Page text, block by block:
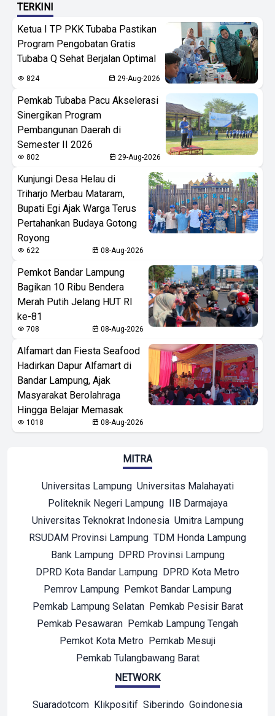
TERKINI
Ketua I TP PKK Tubaba Pastikan
Program Pengobatan Gratis
Tubaba Q Sehat Berjalan Optimal
824 29-Aug-2026
Pemkab Tubaba Pacu Akselerasi
Sinergikan Program
Pembangunan Daerah di
Semester II 2026
802 29-Aug-2026
Kunjungi Desa Helau di
Triharjo Merbau Mataram,
Bupati Egi Ajak Warga Terus
Pertahankan Budaya Gotong
Royong
622 08-Aug-2026
Pemkot Bandar Lampung
Bagikan 10 Ribu Bendera
Merah Putih Jelang HUT RI
ke-81
708 08-Aug-2026
Alfamart dan Fiesta Seafood
Hadirkan Dapur Alfamart di
Bandar Lampung, Ajak
Masyarakat Berolahraga
Hingga Belajar Memasak
1018 08-Aug-2026
MITRA
Universitas Lampung Universitas Malahayati
Politeknik Negeri Lampung IIB Darmajaya
Universitas Teknokrat Indonesia Umitra Lampung
RSUDAM Provinsi Lampung TDM Honda Lampung
Bank Lampung DPRD Provinsi Lampung
DPRD Kota Bandar Lampung DPRD Kota Metro
Pemrov Lampung Pemkot Bandar Lampung
Pemkab Lampung Selatan Pemkab Pesisir Barat
Pemkab Pesawaran Pemkab Lampung Tengah
Pemkot Kota Metro Pemkab Mesuji
Pemkab Tulangbawang Barat
NETWORK
Suaradotcom Klikpositif Siberindo Goindonesia